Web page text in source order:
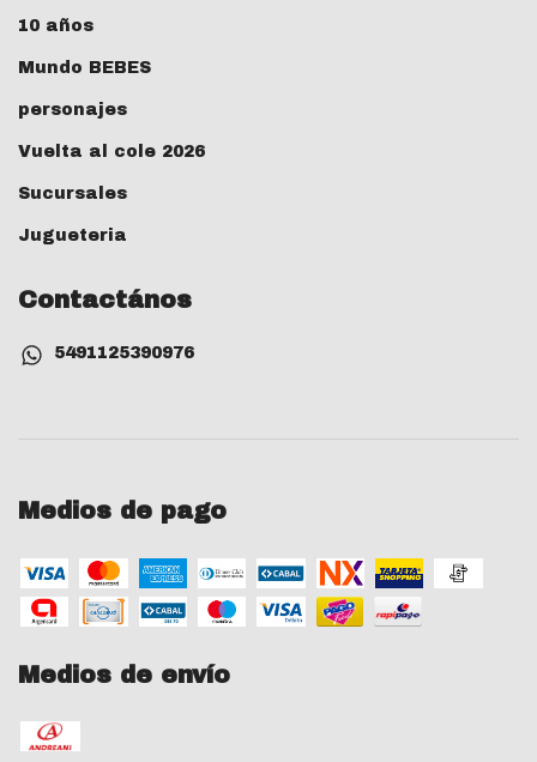
10 años
Mundo BEBES
personajes
Vuelta al cole 2026
Sucursales
Jugueteria
Contactános
5491125390976
Medios de pago
Medios de envío